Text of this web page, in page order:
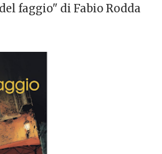
faggio" di Fabio Rodda